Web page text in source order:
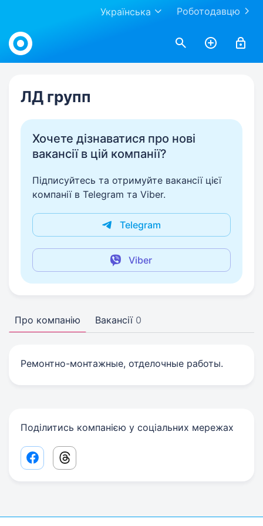
Роботодавцю
Українська
Work.ua
ЛД групп
Хочете дізнаватися про нові
вакансії в цій компанії?
Підписуйтесь та отримуйте вакансії цієї
компанії в Telegram та Viber.
Telegram
Viber
Про компанію Вакансії 0
Ремонтно-монтажные, отделочные работы.
Поділитись компанією у соціальних мережах
Facebook share link
Threads share link